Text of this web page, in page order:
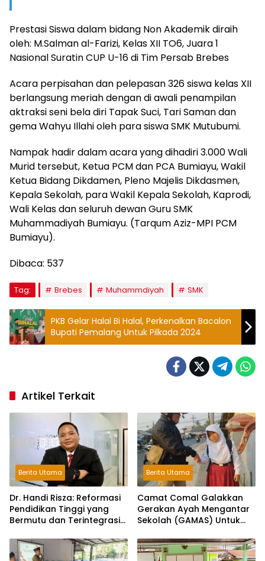
Prestasi Siswa dalam bidang Non Akademik diraih
oleh: M.Salman al-Farizi, Kelas XII TO6, Juara 1
Nasional Suratin CUP U-16 di Tim Persab Brebes
Acara perpisahan dan pelepasan 326 siswa kelas XII
berlangsung meriah dengan di awali penampilan
aktraksi seni bela diri Tapak Suci, Tari Saman dan
gema Wahyu Illahi oleh para siswa SMK Mutubumi.
Nampak hadir dalam acara yang dihadiri 3.000 Wali
Murid tersebut, Ketua PCM dan PCA Bumiayu, Wakil
Ketua Bidang Dikdamen, Pleno Majelis Dikdasmen,
Kepala Sekolah, para Wakil Kepala Sekolah, Kaprodi,
Wali Kelas dan seluruh dewan Guru SMK
Muhammadiyah Bumiayu. (Tarqum Aziz-MPI PCM
Bumiayu).
Dibaca: 537
Tag: Brebes Muhammdiyah SMK
PKB Gelar Halal Bi Halal, Perkenalkan Bacalon
Bupati Pemalang Untuk Pilkada 2024
Artikel Terkait
Berita Utama
Dr. Handi Risza: Reformasi
Pendidikan Tinggi yang
Bermutu dan Terintegrasi
2045
Berita Utama
Camat Comal Galakkan
Gerakan Ayah Mengantar
Sekolah (GAMAS) Untuk
Anak dan Ketahanan
Keluarga di Pemalang